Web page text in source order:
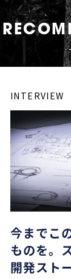
INTERVIEW
今までこ
ものを。
開発スト